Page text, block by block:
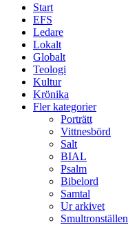
Start
EFS
Ledare
Lokalt
Globalt
Teologi
Kultur
Krönika
Fler kategorier
Porträtt
Vittnesbörd
Salt
BIAL
Psalm
Bibelord
Samtal
Ur arkivet
Smultronställen